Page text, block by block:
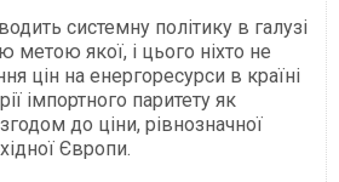
системну політику в галузі
метою якої, і цього ніхто не
цін на енергоресурси в країні
імпортного паритету як
до ціни, рівнозначної
Європи.